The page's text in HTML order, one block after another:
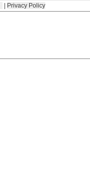
Privacy Policy